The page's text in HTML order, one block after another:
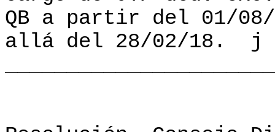
QB a partir del 01/08/
allá del 28/02/18.
j